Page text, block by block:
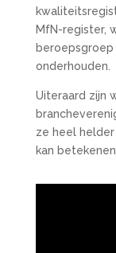
MfN-register,
onderhouden.
Uiteraard zijn
ze heel
kan betekenen.